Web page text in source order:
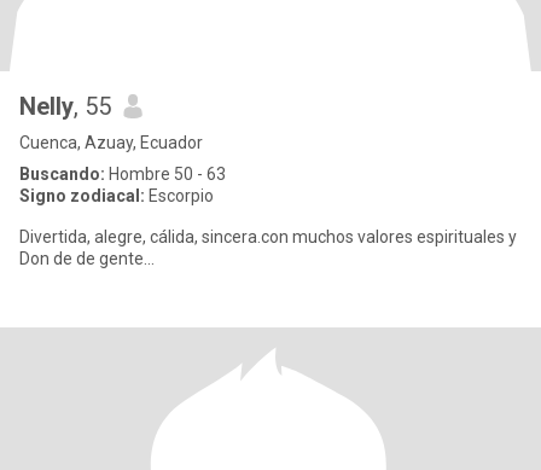
Nelly, 55
Cuenca, Azuay, Ecuador
Buscando: Hombre 50 - 63
Signo zodiacal: Escorpio
Divertida, alegre, cálida, sincera.con muchos valores espirituales y
Don de de gente...